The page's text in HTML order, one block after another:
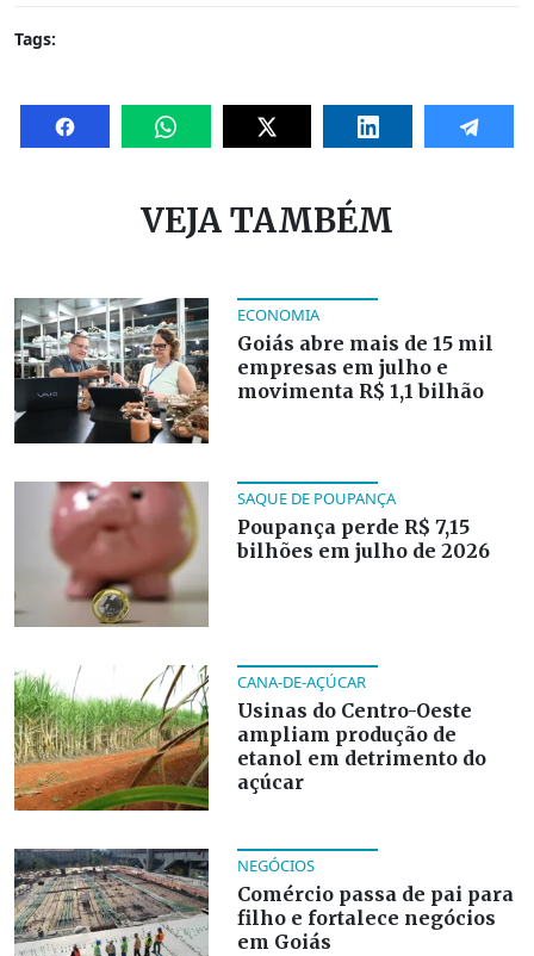
Tags:
VEJA TAMBÉM
ECONOMIA
Goiás abre mais de 15 mil
empresas em julho e
movimenta R$ 1,1 bilhão
SAQUE DE POUPANÇA
Poupança perde R$ 7,15
bilhões em julho de 2026
CANA-DE-AÇÚCAR
Usinas do Centro-Oeste
ampliam produção de
etanol em detrimento do
açúcar
NEGÓCIOS
Comércio passa de pai para
filho e fortalece negócios
em Goiás